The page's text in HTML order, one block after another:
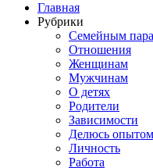
Главная
Рубрики
Семейным
Отношения
Женщинам
Мужчинам
О детях
Родители
Зависимости
Делюсь опытом
Личность
Работа